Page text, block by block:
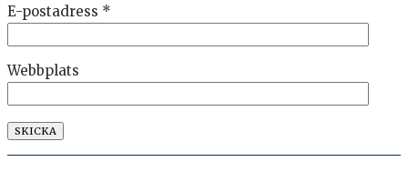
E-postadress *
Webbplats